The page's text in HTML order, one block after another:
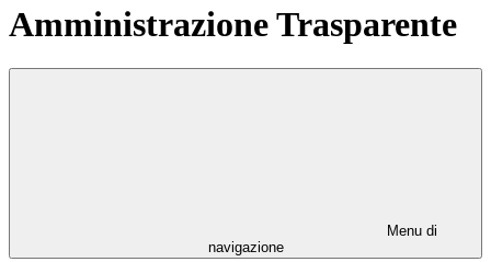
Amministrazione Trasparente
Menu di
navigazione